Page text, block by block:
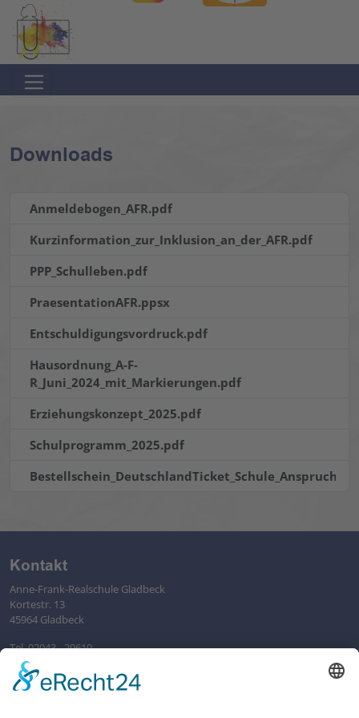
Direkt
zur
Hauptnavigation
springen
Direkt
zum
Inhalt
springen
Downloads
Anmeldebogen_AFR.pdf
Kurzinformation_zur_Inklusion_an_der_AFR.pdf
PPP_Schulleben.pdf
PraesentationAFR.ppsx
Entschuldigungsvordruck.pdf
Hausordnung_A-F-
R_Juni_2024_mit_Markierungen.pdf
Erziehungskonzept_2025.pdf
Schulprogramm_2025.pdf
Kontakt
Anne-Frank-Realschule Gladbeck
Kortestr. 13
45964 Gladbeck
Tel. 02043 - 29610
sekretariat@afr-gladbeck.de